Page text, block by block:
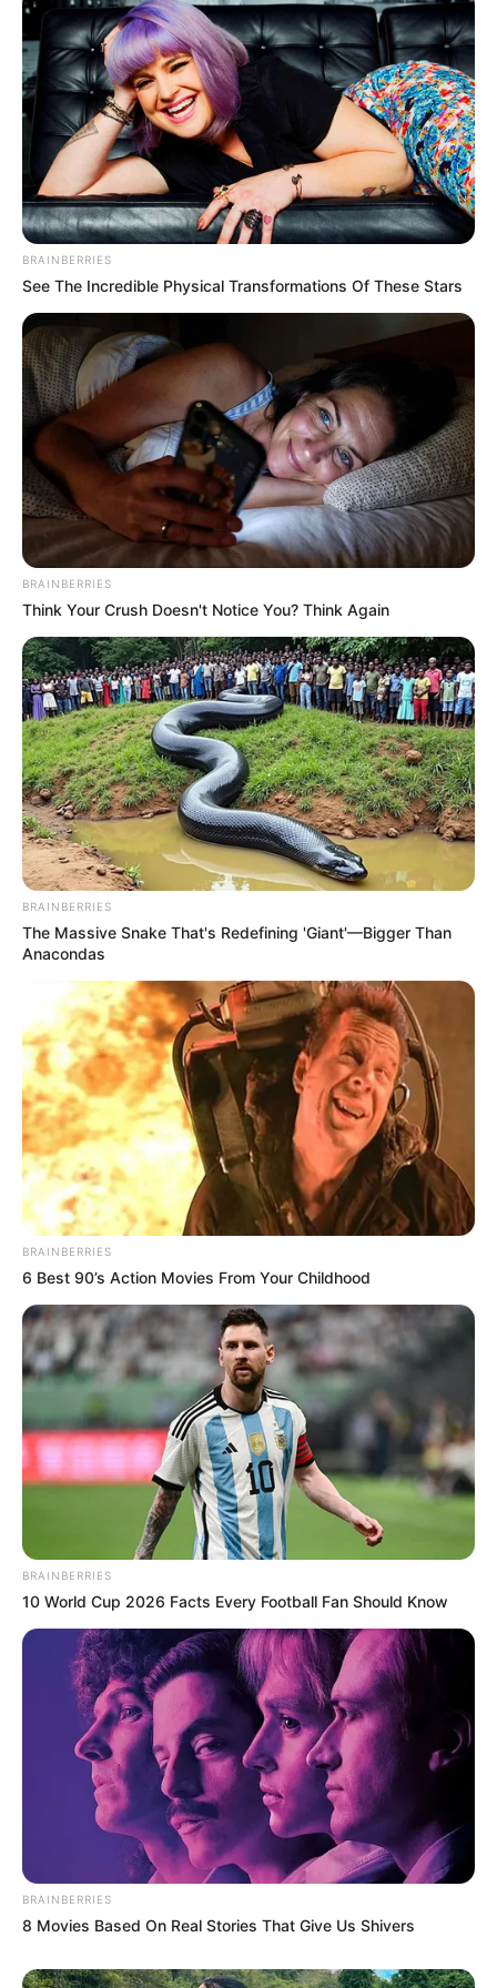
Daftar isi
Detail
Judul: The Miracle Brothers / 기적의 형제
Judul Lain: Miraculous Brothers / Gijeogui Hyeongje
Genre: Drama, Misteri
Negara: Korea Selatan
Sutradara: Park Chan Hong
Produser: Lee Jung Hee, Kim Geon Hong, Hwang Ra Kyung,
Jeon Seo Won, Kim Yu Ri, Kim Su Ji, Jo Dong Min
Penulis Naskah: Kim Ji Woo
Rumah Produksi:MI, Fantagio, SLL
Channel TV: jTBC
Jumlah Episode: 16
Jadwal Tayang: Mulai 28 Juni 2023
Masa Tayang: Rabu dan Kamis, jam 22:30 KST atau 20:30
WIB
(foto: jtbc)
Sinopsis
Mengisahkan tentang seorang pria sangat mencintai Penyair Yun
Dong Ju sehingga dia menamai putranya sendiri, Yook Dong Ju.
Yook Dong Ju menunjukkan bakat menulis saat tumbuh dewasa,
tetapi 7 tahun setelah lulus dari universitas dia masih belum
menerbitkan novelnya.
Suatu hari, seorang bocah lelaki misterius, Kang San tiba-tiba
muncul di hadapannya. Kang San mengalami kecelakaan dan dia
tidak ingat apapun tentang dirinya.
Yook Dong Ju, yang hidupnya sengsara, merawat Kang San.
Karena Kang San, Yook Dong Ju juga terlibat dengan orang-
orang yang kesakitan dan putus asa dan memiliki inspirasi untuk
Pemeran Utama
Jung Woosebagai Yook Dong Joo
Seorang anak yang dinamai berdasarrkan penyair kesayangan
bapaknya
BRAINBERRIES
See The Incredible Physical Transformations Of These Stars
BRAINBERRIES
Think Your Crush Doesn't Notice You? Think Again
BRAINBERRIES
The Massive Snake That's Redefining 'Giant'—Bigger Than
Anacondas
BRAINBERRIES
6 Best 90’s Action Movies From Your Childhood
BRAINBERRIES
10 World Cup 2026 Facts Every Football Fan Should Know
BRAINBERRIES
8 Movies Based On Real Stories That Give Us Shivers